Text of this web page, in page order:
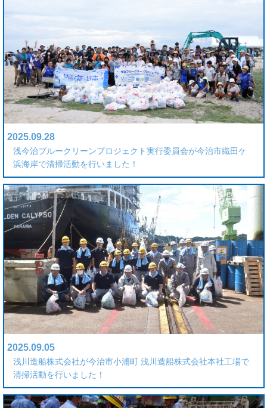
2025.09.28
浅今治ブルークリーンプロジェクト実行委員会が今治市織田ケ
浜海岸で清掃活動を行いました！
2025.09.05
浅川造船株式会社が今治市小浦町 浅川造船株式会社本社工場で
清掃活動を行いました！